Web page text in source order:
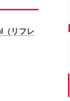
リフレ